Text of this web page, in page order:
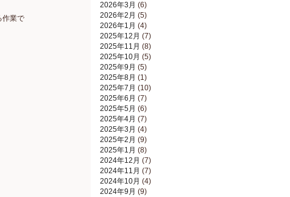
2026年3月 (6)
2026年2月 (5)
2026年1月 (4)
2025年12月 (7)
2025年11月 (8)
2025年10月 (5)
2025年9月 (5)
2025年8月 (1)
2025年7月 (10)
2025年6月 (7)
2025年5月 (6)
2025年4月 (7)
2025年3月 (4)
2025年2月 (9)
2025年1月 (8)
2024年12月 (7)
2024年11月 (7)
2024年10月 (4)
2024年9月 (9)
作業で